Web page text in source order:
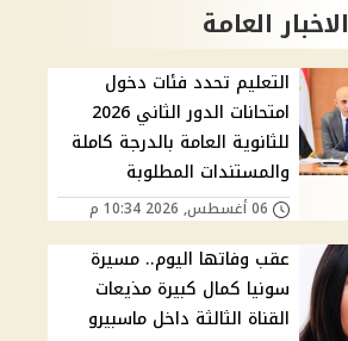
الاخبار العامة
التعليم تحدد فئات دخول
امتحانات الدور الثاني 2026
للثانوية العامة بالدرجة كاملة
والمستندات المطلوبة
06 أغسطس, 2026 10:34 م
عقب وفاتها اليوم.. مسيرة
سونيا كمال كبيرة مذيعات
القناة الثالثة داخل ماسبيرو